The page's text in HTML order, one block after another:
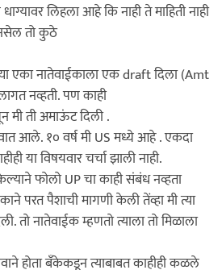
लिहला आहे कि नाही ते माहिती नाही
तो कुठे
एका नातेवाईकाला एक draft दिला (Amt
नव्हती. पण काही
मी ती अमाऊंट दिली .
आले. १० वर्ष मी US मध्ये आहे . एकदा
या विषयवार चर्चा झाली नाही.
फोलो UP चा काही संबंध नव्हता
परत पैशाची मागणी केली तेंव्हा मी त्या
नातेवाईक म्हणतो त्याला तो मिळाला
होता बँकेकडून त्याबाबत काहीही कळले